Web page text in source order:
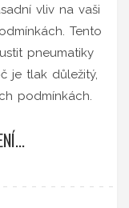
vliv na vaši
Tento
pneumatiky
je tlak důležitý,
podmínkách.